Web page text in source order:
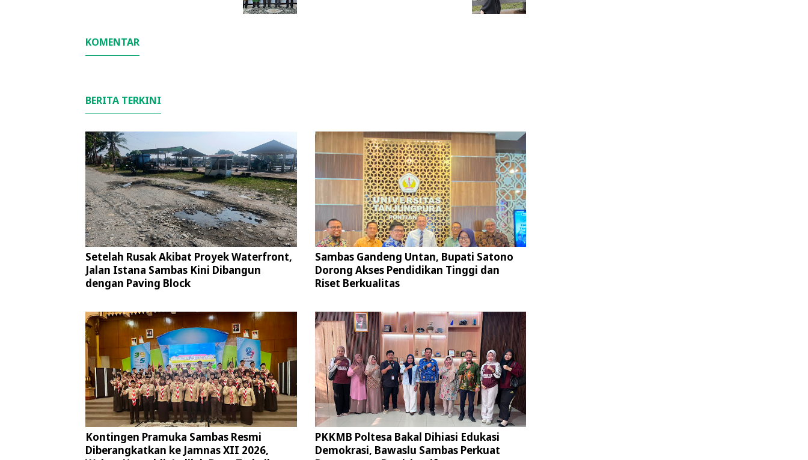
KOMENTAR
BERITA TERKINI
Setelah Rusak Akibat Proyek Waterfront,
Jalan Istana Sambas Kini Dibangun
dengan Paving Block
Sambas Gandeng Untan, Bupati Satono
Dorong Akses Pendidikan Tinggi dan
Riset Berkualitas
Kontingen Pramuka Sambas Resmi
Diberangkatkan ke Jamnas XII 2026,
PKKMB Poltesa Bakal Dihiasi Edukasi
Demokrasi, Bawaslu Sambas Perkuat